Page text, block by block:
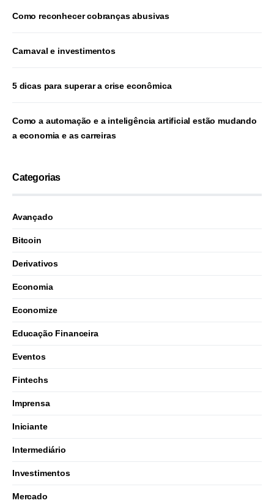
Como reconhecer cobranças abusivas
Carnaval e investimentos
5 dicas para superar a crise econômica
Como a automação e a inteligência artificial estão mudando
a economia e as carreiras
Categorias
Avançado
Bitcoin
Derivativos
Economia
Economize
Educação Financeira
Eventos
Fintechs
Imprensa
Iniciante
Intermediário
Investimentos
Mercado